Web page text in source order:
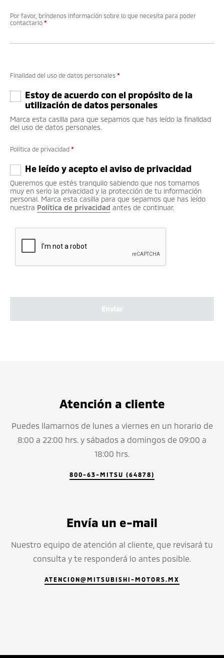
Por favor, bríndenos información sobre lo que necesita para poder
contactarlo *
Finalidad del uso de datos personales *
Estoy de acuerdo con el propósito de la
utilización de datos personales
Marca esta casilla para que sepamos que has leído la finalidad
del uso de datos personales.
Política de privacidad *
He leído y acepto el aviso de privacidad
Queremos que estés tranquilo sabiendo que nos tomamos
muy en serio la privacidad y la protección de tu información
personal. Marca esta casilla para que sepamos que has leído
nuestra Política de privacidad antes de continuar.
Enviar
Atención a cliente
Puedes llamarnos de lunes a viernes en un horario de
8:00 a 22:00 hrs. y sábados a domingos de 09:00 a
18:00 hrs.
800-63-MITSU (64878)
Envía un e-mail
Nuestro equipo de atención al cliente, que revisará tu
consulta y te responderá lo antes posible.
ATENCION@MITSUBISHI-MOTORS.MX